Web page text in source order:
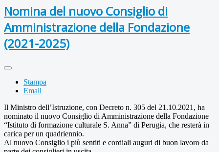
Nomina del nuovo Consiglio di
Amministrazione della Fondazione
(2021-2025)
Stampa
Email
Il Ministro dell’Istruzione, con Decreto n. 305 del 21.10.2021, ha
nominato il nuovo Consiglio di Amministrazione della Fondazione
“Istituto di formazione culturale S. Anna” di Perugia, che resterà in
carica per un quadriennio.
Al nuovo Consiglio i più sentiti e cordiali auguri di buon lavoro da